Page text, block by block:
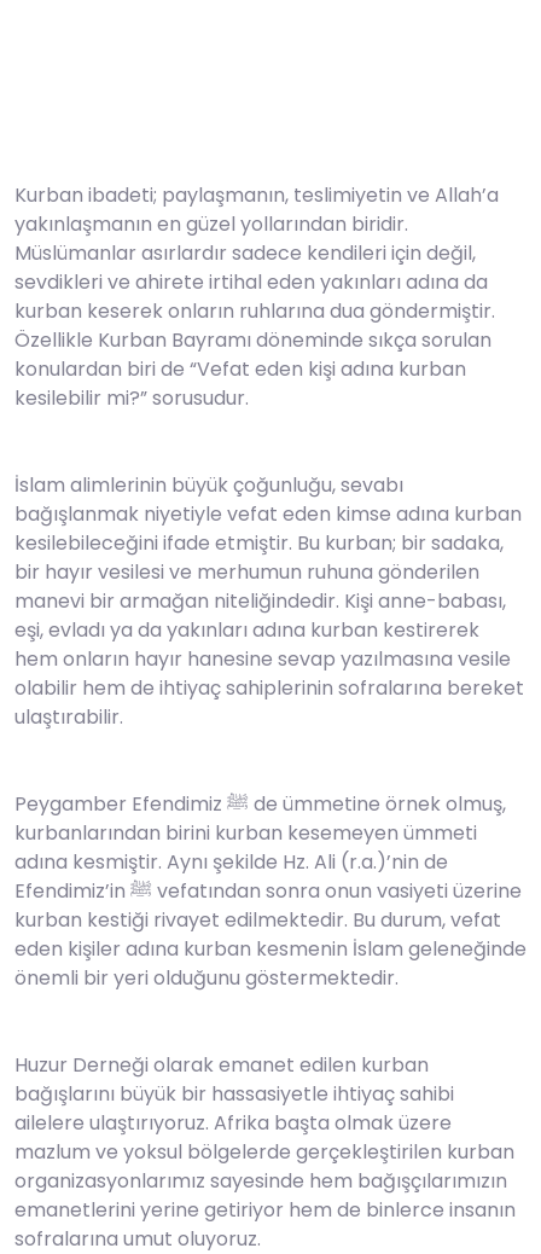
Kurban ibadeti; paylaşmanın, teslimiyetin ve Allah’a
yakınlaşmanın en güzel yollarından biridir.
Müslümanlar asırlardır sadece kendileri için değil,
sevdikleri ve ahirete irtihal eden yakınları adına da
kurban keserek onların ruhlarına dua göndermiştir.
Özellikle Kurban Bayramı döneminde sıkça sorulan
konulardan biri de “Vefat eden kişi adına kurban
kesilebilir mi?” sorusudur.
İslam alimlerinin büyük çoğunluğu, sevabı
bağışlanmak niyetiyle vefat eden kimse adına kurban
kesilebileceğini ifade etmiştir. Bu kurban; bir sadaka,
bir hayır vesilesi ve merhumun ruhuna gönderilen
manevi bir armağan niteliğindedir. Kişi anne-babası,
eşi, evladı ya da yakınları adına kurban kestirerek
hem onların hayır hanesine sevap yazılmasına vesile
olabilir hem de ihtiyaç sahiplerinin sofralarına bereket
ulaştırabilir.
Peygamber Efendimiz ﷺ de ümmetine örnek olmuş,
kurbanlarından birini kurban kesemeyen ümmeti
adına kesmiştir. Aynı şekilde Hz. Ali (r.a.)’nin de
Efendimiz’in ﷺ vefatından sonra onun vasiyeti üzerine
kurban kestiği rivayet edilmektedir. Bu durum, vefat
eden kişiler adına kurban kesmenin İslam geleneğinde
önemli bir yeri olduğunu göstermektedir.
Huzur Derneği olarak emanet edilen kurban
bağışlarını büyük bir hassasiyetle ihtiyaç sahibi
ailelere ulaştırıyoruz. Afrika başta olmak üzere
mazlum ve yoksul bölgelerde gerçekleştirilen kurban
organizasyonlarımız sayesinde hem bağışçılarımızın
emanetlerini yerine getiriyor hem de binlerce insanın
sofralarına umut oluyoruz.